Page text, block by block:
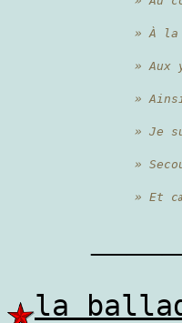
» À la
» Aux
»
» Je
»
» Et
la